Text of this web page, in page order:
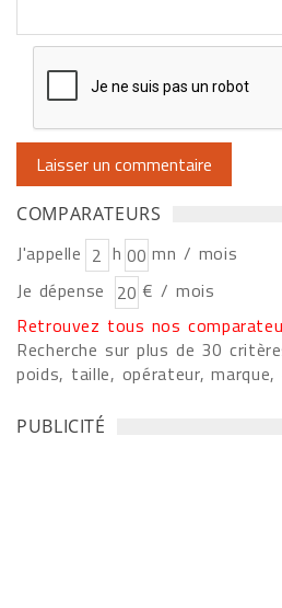
COMPARATEURS
J'appelle h
mn / mois
Je dépense
€ / mois
Retrouvez tous nos
Recherche sur plus de 30
poids, taille, opérateur, marque,
PUBLICITÉ